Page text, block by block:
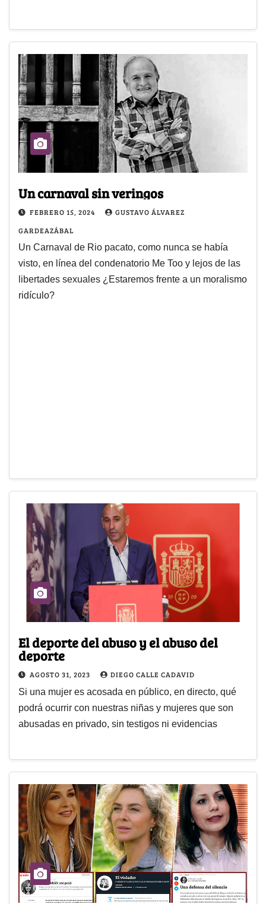
Un carnaval sin veringos
FEBRERO 15, 2024
GUSTAVO ÁLVAREZ
GARDEAZÁBAL
Un Carnaval de Rio pacato, como nunca se había
visto, en línea del condenatorio Me Too y lejos de las
libertades sexuales ¿Estaremos frente a un moralismo
ridículo?
El deporte del abuso y el abuso del
deporte
AGOSTO 31, 2023 DIEGO CALLE CADAVID
Si una mujer es acosada en público, en directo, qué
podrá ocurrir con nuestras niñas y mujeres que son
abusadas en privado, sin testigos ni evidencias